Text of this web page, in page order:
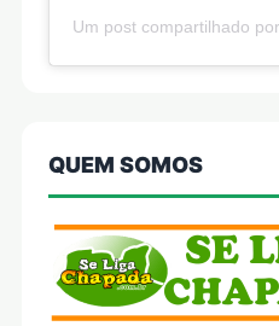
Um post compartilhado
QUEM SOMOS